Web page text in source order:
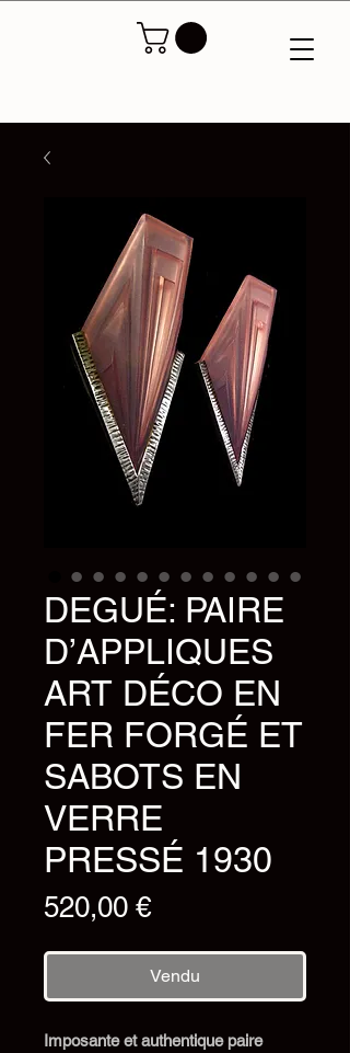
DEGUÉ: PAIRE
D’APPLIQUES
ART DÉCO EN
FER FORGÉ ET
SABOTS EN
VERRE
PRESSÉ 1930
520,00 €Prix
Vendu
Imposante et authentique paire